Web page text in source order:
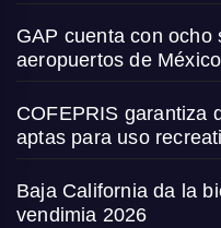
GAP cuenta con ocho
aeropuertos de México
COFEPRIS garantiza
aptas para uso
Baja California da la
vendimia 2026